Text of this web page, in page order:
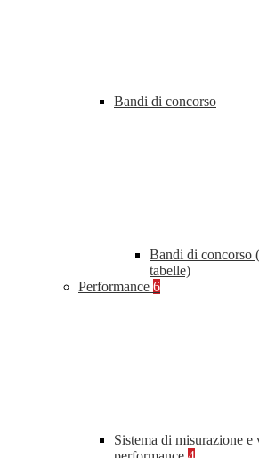
Bandi di concorso
Bandi di concorso
tabelle)
Performance 6
Sistema di misurazione e